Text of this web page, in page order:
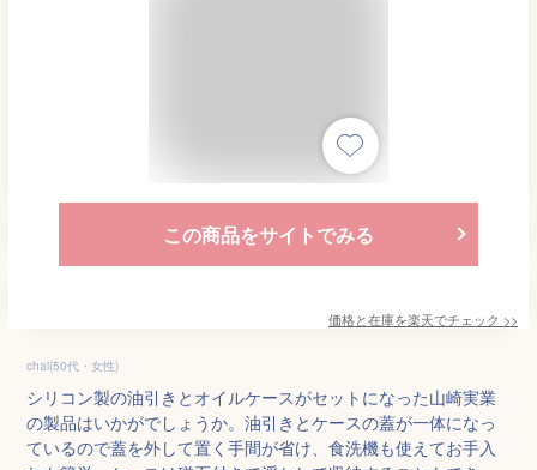
この商品をサイトでみる
価格と在庫を楽天でチェック >>
chai(50代・女性)
シリコン製の油引きとオイルケースがセットになった山崎実業
の製品はいかがでしょうか。油引きとケースの蓋が一体になっ
ているので蓋を外して置く手間が省け、食洗機も使えてお手入